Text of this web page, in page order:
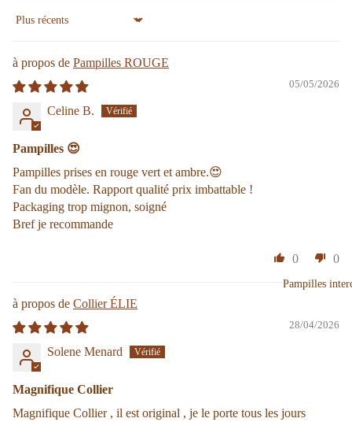
Pampilles
Sort by
Pampilles ROUGE
05/05/2026
Celine B.
Pampilles 😍
Pampilles prises en rouge vert et ambre.😍
Fan du modèle. Rapport qualité prix imbattable !
Packaging trop mignon, soigné
Bref je recommande
0 0
Collier ÉLIE
28/04/2026
Solene Menard
Magnifique Collier
Magnifique Collier , il est original , je le porte tous les jours